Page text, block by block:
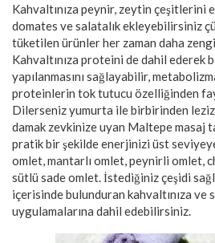
Kahvaltınıza peynir, zeytin çeşitlerini
domates ve salatalık ekleyebilirsiniz
tüketilen ürünler her zaman daha
Kahvaltınıza proteini de dahil ederek
yapılanmasını sağlayabilir,
proteinlerin tok tutucu özelliğinden
Dilerseniz yumurta ile birbirinden
damak zevkinize uyan Maltepe masaj
pratik bir şekilde enerjinizi üst
omlet, mantarlı omlet, peynirli omlet,
sütlü sade omlet. İstediğiniz çeşidi
içerisinde bulunduran kahvaltınıza ve
uygulamalarına dahil edebilirsiniz.